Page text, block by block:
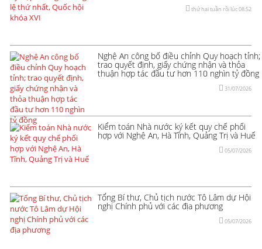
thứ hai tuần rồi lúc 08:52
Nghệ An công bố điều chỉnh Quy hoạch tỉnh;
trao quyết định, giấy chứng nhận và thỏa
thuận hợp tác đầu tư hơn 110 nghìn tỷ đồng
31/07/2026
Kiểm toán Nhà nước ký kết quy chế phối
hợp với Nghệ An, Hà Tĩnh, Quảng Trị và Huế
05/07/2026
Tổng Bí thư, Chủ tịch nước Tô Lâm dự Hội
nghị Chính phủ với các địa phương
05/07/2026